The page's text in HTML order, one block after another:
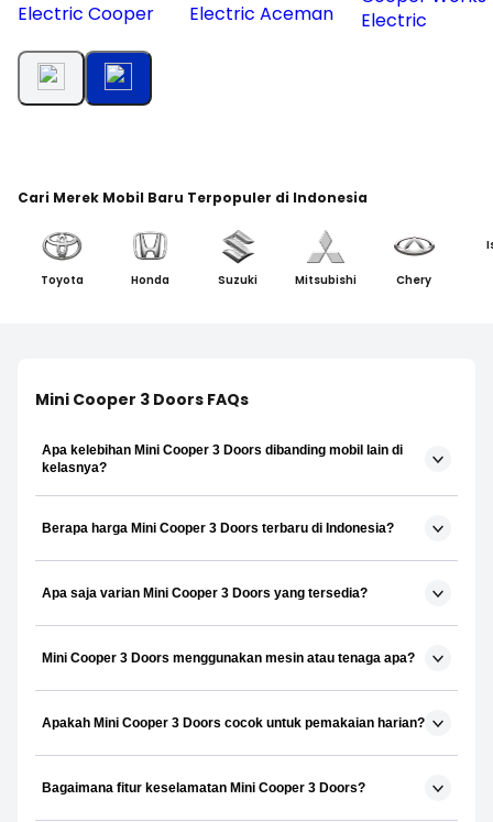
Electric Cooper
Electric Aceman
Electric
Cari Merek Mobil Baru Terpopuler di Indonesia
Toyota Honda Suzuki Mitsubishi Chery
Mini Cooper 3 Doors FAQs
Apa kelebihan Mini Cooper 3 Doors dibanding mobil lain di
kelasnya?
Berapa harga Mini Cooper 3 Doors terbaru di Indonesia?
Apa saja varian Mini Cooper 3 Doors yang tersedia?
Mini Cooper 3 Doors menggunakan mesin atau tenaga apa?
Apakah Mini Cooper 3 Doors cocok untuk pemakaian harian?
Bagaimana fitur keselamatan Mini Cooper 3 Doors?